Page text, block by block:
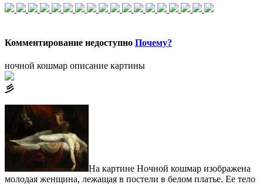
Комментирование недоступно Почему?
ночной кошмар описание картины
⼺
На картине Ночной кошмар изображена
молодая женщина, лежащая в постели в белом платье. Ее тело